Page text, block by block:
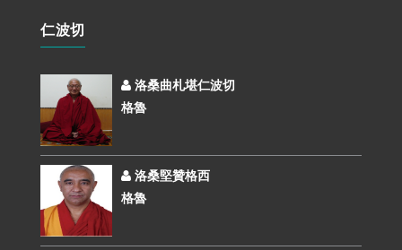
仁波切
洛桑曲札堪仁波切
格魯
洛桑堅贊格西
格魯